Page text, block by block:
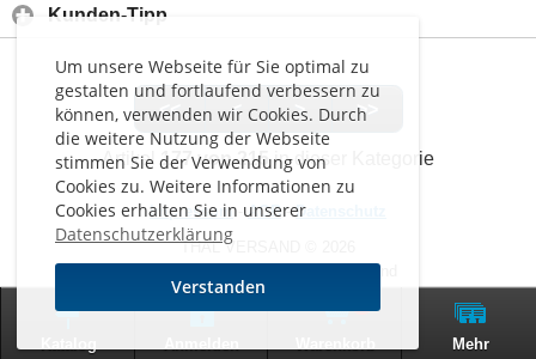
Um unsere Webseite für Sie optimal zu
gestalten und fortlaufend verbessern zu
können, verwenden wir Cookies. Durch
die weitere Nutzung der Webseite
stimmen Sie der Verwendung von
Cookies zu. Weitere Informationen zu
Cookies erhalten Sie in unserer
Datenschutzerklärung
Verstanden
Kunden-Tipp
<< < > >>
Artikel177 von 215in dieser Kategorie
Impressum-AGB-Datenschutz
THAL VERSAND © 2026
Alle Preise inkl. MwSt. zzgl. Versand
Zur klassischen Website
Mehr